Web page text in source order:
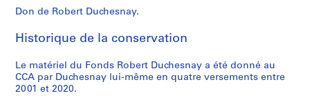
a
x
t
a
Don de Robert Duchesnay.
Historique de la conservation
Le matériel du Fonds Robert Duchesnay a été donné au
CCA par Duchesnay lui-même en quatre versements entre
2001 et 2020.